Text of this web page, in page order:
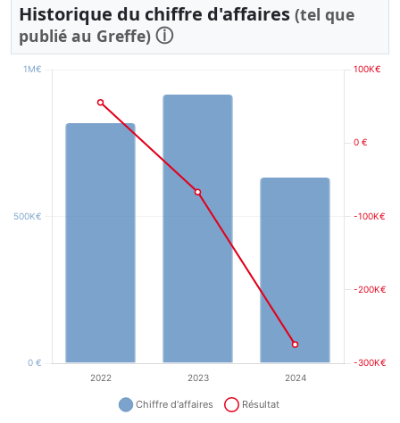
Historique du chiffre d'affaires (tel que
publié au Greffe) ⓘ